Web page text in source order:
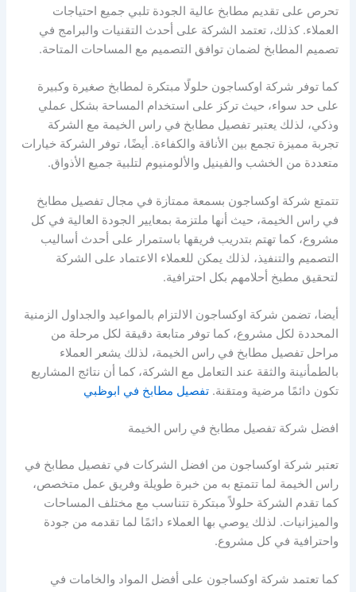
تحرص على تقديم مطابخ عالية الجودة تلبي جميع احتياجات
العملاء. كذلك، تعتمد الشركة على أحدث التقنيات والبرامج في
تصميم المطابخ لضمان توافق التصميم مع المساحات المتاحة.
كما توفر شركة اوكساجون حلولًا مبتكرة لمطابخ صغيرة وكبيرة
على حد سواء، حيث تركز على استخدام المساحة بشكل عملي
وذكي، لذلك يعتبر تفصيل مطابخ في راس الخيمة مع الشركة
تجربة مميزة تجمع بين الأناقة والكفاءة. أيضًا، توفر الشركة خيارات
متعددة من الخشب والفينيل والألومنيوم لتلبية جميع الأذواق.
تتمتع شركة اوكساجون بسمعة ممتازة في مجال تفصيل مطابخ
في راس الخيمة، حيث أنها ملتزمة بمعايير الجودة العالية في كل
مشروع، كما تهتم بتدريب فريقها باستمرار على أحدث أساليب
التصميم والتنفيذ، لذلك يمكن للعملاء الاعتماد على الشركة
لتحقيق مطبخ أحلامهم بكل احترافية.
أيضا، تضمن شركة اوكساجون الالتزام بالمواعيد والجداول الزمنية
المحددة لكل مشروع، كما توفر متابعة دقيقة لكل مرحلة من
مراحل تفصيل مطابخ في راس الخيمة، لذلك يشعر العملاء
بالطمأنينة والثقة عند التعامل مع الشركة، كما أن نتائج المشاريع
تكون دائمًا مرضية ومتقنة.تفصيل مطابخ في ابوظبي
افضل شركة تفصيل مطابخ في راس الخيمة
تعتبر شركة اوكساجون من افضل الشركات في تفصيل مطابخ في
راس الخيمة لما تتمتع به من خبرة طويلة وفريق عمل متخصص،
كما تقدم الشركة حلولاً مبتكرة تتناسب مع مختلف المساحات
والميزانيات. لذلك يوصي بها العملاء دائمًا لما تقدمه من جودة
واحترافية في كل مشروع.
كما تعتمد شركة اوكساجون على أفضل المواد والخامات في